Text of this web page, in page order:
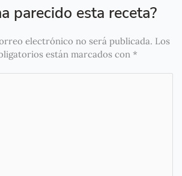
parecido esta receta?
electrónico no será publicada. Los
están marcados con *